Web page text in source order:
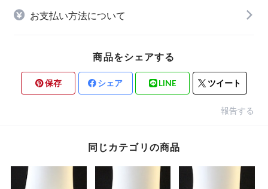
お支払い方法について
商品をシェアする
保存 シェア LINE ツイート
報告する
同じカテゴリの商品